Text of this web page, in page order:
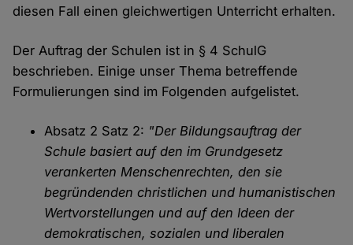
diesen Fall einen gleichwertigen Unterricht erhalten.
Der Auftrag der Schulen ist in § 4 SchulG
beschrieben. Einige unser Thema betreffende
Formulierungen sind im Folgenden aufgelistet.
Absatz 2 Satz 2: "Der Bildungsauftrag der
Schule basiert auf den im Grundgesetz
verankerten Menschenrechten, den sie
begründenden christlichen und humanistischen
Wertvorstellungen und auf den Ideen der
demokratischen, sozialen und liberalen